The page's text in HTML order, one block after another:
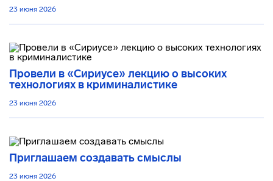
23 июня 2026
Провели в «Сириусе» лекцию о высоких
технологиях в криминалистике
23 июня 2026
Приглашаем создавать смыслы
23 июня 2026